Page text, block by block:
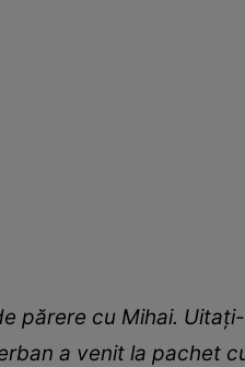
părere cu Mihai.
a venit la pachet